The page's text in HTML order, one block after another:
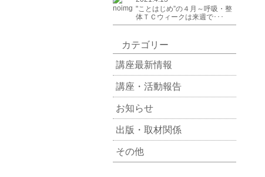
"ことはじめ”の４月～呼吸・整
体ＴＣウィークは来週で･･･
カテゴリー
講座最新情報
講座・活動報告
お知らせ
出版・取材関係
その他